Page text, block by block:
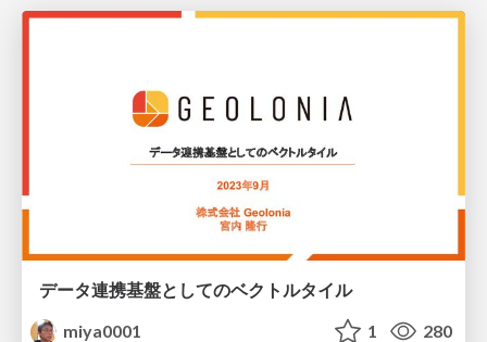
データ連携基盤としてのベクトルタイル
miya0001
1 280